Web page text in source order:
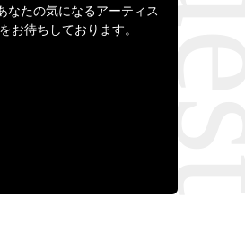
なたの気になるアーティス
お待ちしております。